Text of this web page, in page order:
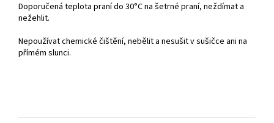
Doporučená teplota praní do 30°C na šetrné praní, neždímat a
nežehlit.
Nepoužívat chemické čištění, nebělit a nesušit v sušičce ani na
přímém slunci.